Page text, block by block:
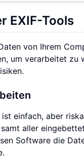
EXIF-Tools
von Ihrem
um verarbeitet
einfach, aber
aller
Software die